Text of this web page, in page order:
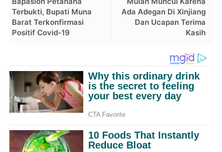
Ada Adegan Di Xinjiang
Dan Ucapan Terima
Kasih
Terbukti, Bupati Muna
Barat Terkonfirmasi
Positif Covid-19